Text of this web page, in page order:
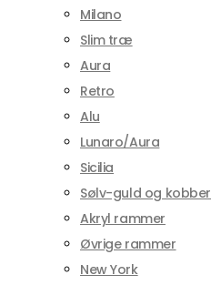
Milano
Slim træ
Aura
Retro
Alu
Lunaro/Aura
Sicilia
Sølv-guld og kobber
Akryl rammer
Øvrige rammer
New York